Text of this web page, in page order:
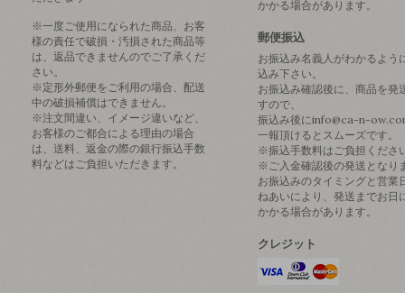
※一度ご使用になられた商品、お客
様の責任で破損・汚損された商品等
は、返品できませんのでご了承くだ
さい。
※定形外郵便をご利用の場合、配送
中の破損補償はできません。
※注文間違い、イメージ違いなど、
お客様のご都合による理由の場合
は、送料、返金の際の銀行振込手数
料などはご負担いただきます。
かかる場合があります。
郵便振込
お振込み名義人がわかるよう
込み下さい。
お振込み確認後に、商品を発
すので、
振込み後にinfo@ca-n-
一報頂けるとスムーズです。
※振込手数料はご負担くださ
※ご入金確認後の発送となり
お振込みのタイミングと営業
ねあいにより、発送までお日
かかる場合があります。
クレジット